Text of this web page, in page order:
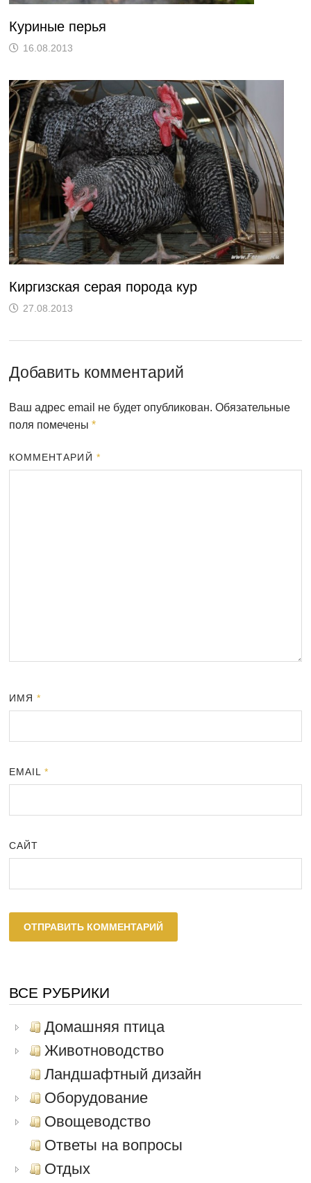
Куриные перья
16.08.2013
Киргизская серая порода кур
27.08.2013
Добавить комментарий
Ваш адрес email не будет опубликован. Обязательные
поля помечены *
КОММЕНТАРИЙ *
ИМЯ*
EMAIL*
САЙТ
ВСЕ РУБРИКИ
Домашняя птица
Животноводство
Ландшафтный дизайн
Оборудование
Овощеводство
Ответы на вопросы
Отдых